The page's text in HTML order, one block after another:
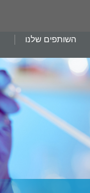
השותפים שלנו